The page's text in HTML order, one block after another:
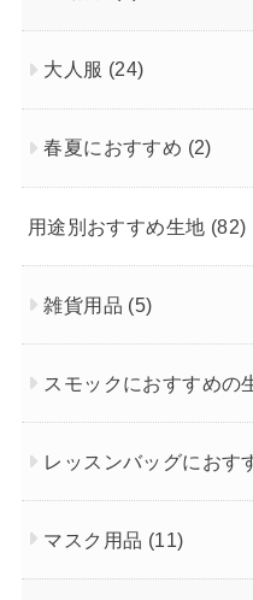
大人服 (24)
春夏におすすめ (2)
用途別おすすめ生地 (82)
雑貨用品 (5)
スモックにおすすめの
レッスンバッグにおす
マスク用品 (11)